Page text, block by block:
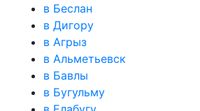
в Беслан
в Дигору
в Агрыз
в Альметьевск
в Бавлы
в Бугульму